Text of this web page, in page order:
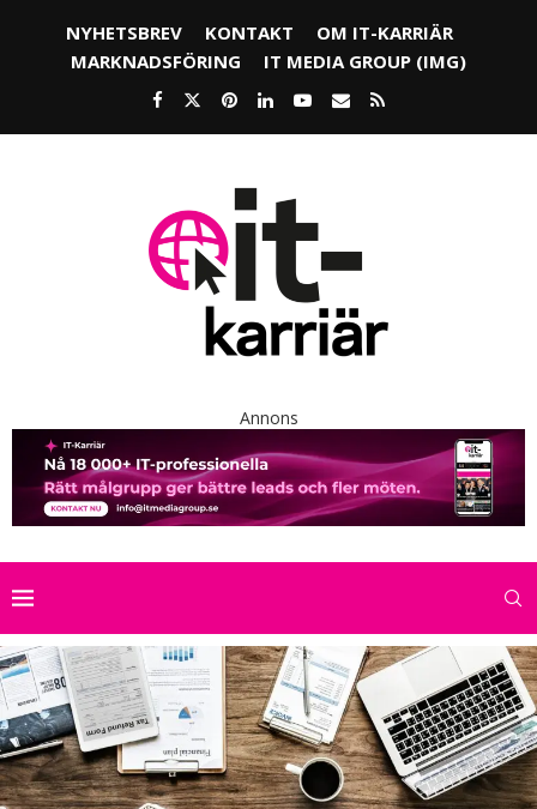
NYHETSBREV KONTAKT
OM IT-KARRIÄR
MARKNADSFÖRING
IT MEDIA GROUP (IMG)
Annons